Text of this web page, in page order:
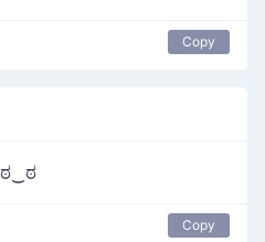
Copy
ಠ‿ಠ
Copy